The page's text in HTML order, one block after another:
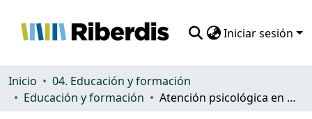
Iniciar sesión
Comunidades
Inicio
04. Educación y formación
Educación y formación
Atención psicológica en estudiantes con retos múltiples: algunas sugerencias metodológicas